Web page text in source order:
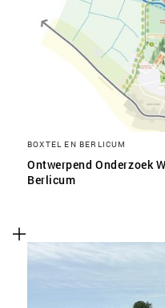
BOXTEL EN BERLICUM
Ontwerpend Onderzoek
Berlicum
SLA